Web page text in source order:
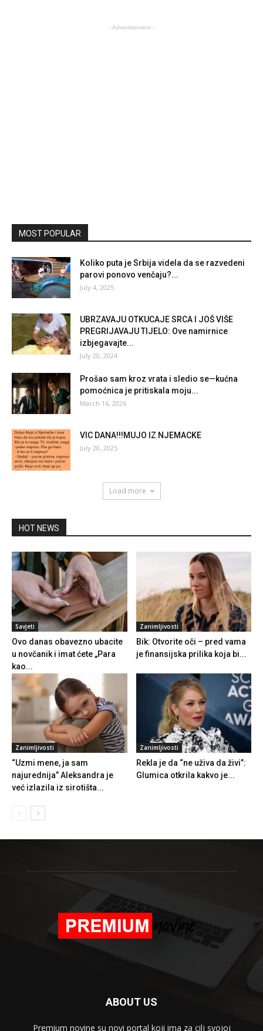
- Advertisement -
MOST POPULAR
Koliko puta je Srbija videla da se razvedeni
parovi ponovo venčaju?...
July 4, 2025
UBRZAVAJU OTKUCAJE SRCA I JOŠ VIŠE
PREGRIJAVAJU TIJELO: Ove namirnice
izbjegavajte...
July 20, 2024
Prošao sam kroz vrata i sledio se—kućna
pomoćnica je pritiskala moju...
March 16, 2026
VIC DANA!!!MUJO IZ NJEMACKE
July 20, 2025
Load more
HOT NEWS
Savjeti
Ovo danas obavezno ubacite
u novčanik i imat ćete „Para
kao...
Zanimljivosti
Bik: Otvorite oči – pred vama
je finansijska prilika koja bi...
Zanimljivosti
“Uzmi mene, ja sam
najurednija” Aleksandra je
već izlazila iz sirotišta...
Zanimljivosti
Rekla je da “ne uživa da živi”:
Glumica otkrila kakvo je...
ABOUT US
Premium novine su novi portal koji ima za cilj svojoj